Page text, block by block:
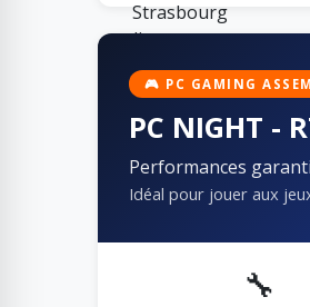
🎮 PC GAMING
PC NIGHT -
Performances
Idéal pour jouer aux
🔧